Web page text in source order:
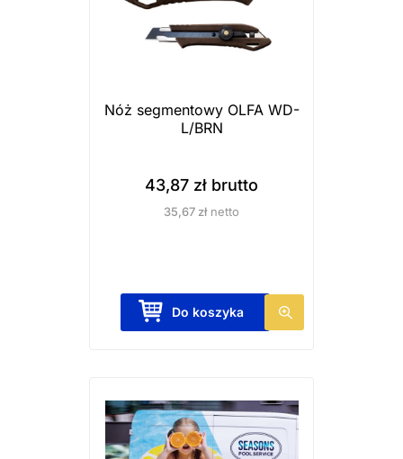
Nóż segmentowy OLFA WD-
L/BRN
43,87 zł brutto
35,67 złnetto
Do koszyka